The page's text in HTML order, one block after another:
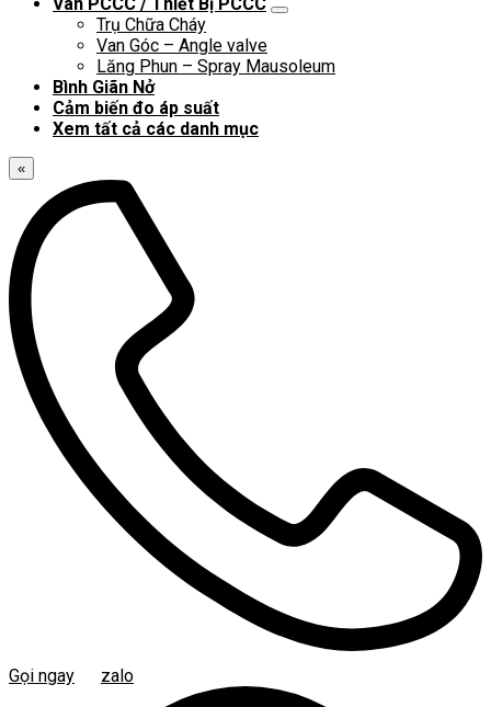
Trụ Chữa Cháy
Van Góc – Angle valve
Lăng Phun – Spray Mausoleum
Bình Giãn Nở
Cảm biến đo áp suất
Xem tất cả các danh mục
«
Gọi ngay zalo